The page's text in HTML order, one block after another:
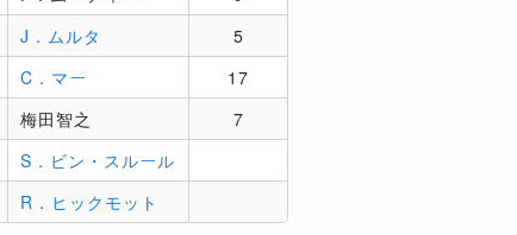
J．ムルタ
5
C．マー
17
梅田智之
7
S．ビン・スルール
R．ヒックモット